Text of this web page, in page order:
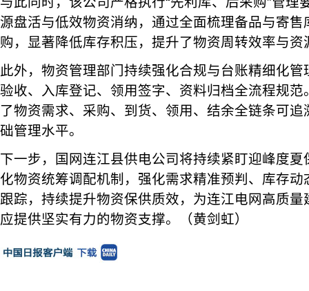
源盘活与低效物资消纳，通过全面梳理备品与寄
购，显著降低库存积压，提升了物资周转效率与资
此外，物资管理部门持续强化合规与台账精细化
验收、入库登记、领用签字、资料归档全流程规
了物资需求、采购、到货、领用、结余全链条可
础管理水平。
下一步，国网连江县供电公司将持续紧盯迎峰度
化物资统筹调配机制，强化需求精准预判、库存
跟踪，持续提升物资保供质效，为连江电网高质
应提供坚实有力的物资支撑。（黄剑虹）